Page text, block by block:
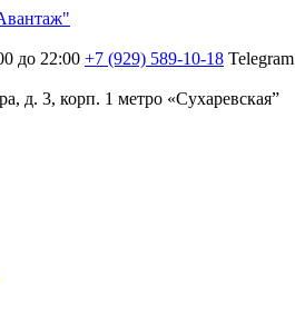
до 22:00 +7 (929) 589-10-18 Telegram
д. 3, корп. 1 метро «Сухаревская”